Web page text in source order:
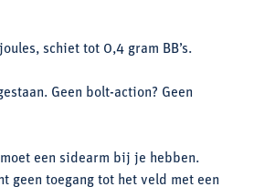
schiet tot 0,4 gram BB’s.
Geen bolt-action? Geen
een sidearm bij je hebben.
geen toegang tot het veld met een